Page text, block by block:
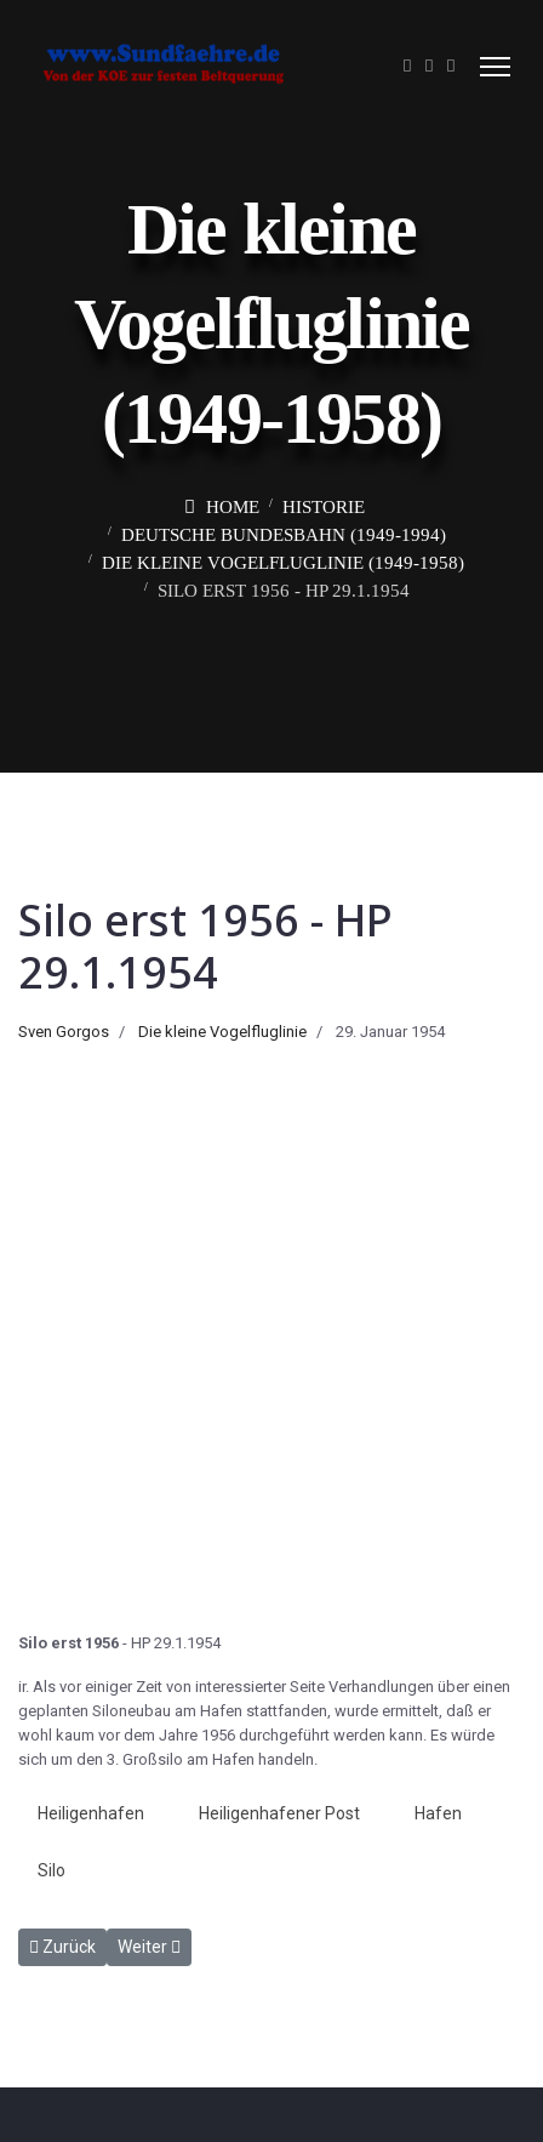
Die kleine
Vogelfluglinie
(1949-1958)
HOME
HISTORIE
DEUTSCHE BUNDESBAHN (1949-1994)
DIE KLEINE VOGELFLUGLINIE (1949-1958)
SILO ERST 1956 - HP 29.1.1954
Silo erst 1956 - HP
29.1.1954
Sven Gorgos Die kleine Vogelfluglinie 29. Januar 1954
Silo erst 1956 - HP 29.1.1954
ir. Als vor einiger Zeit von interessierter Seite Verhandlungen über einen
geplanten Siloneubau am Hafen stattfanden, wurde ermittelt, daß er
wohl kaum vor dem Jahre 1956 durchgeführt werden kann. Es würde
sich um den 3. Großsilo am Hafen handeln.
Heiligenhafen Heiligenhafener Post Hafen
Silo
Vorheriger Beitrag: Baldige Hafenerneuerung - HP 29.1.1954
Zurück Nächster Beitrag: Kappenfest der Eisenbahner - HP
Weiter